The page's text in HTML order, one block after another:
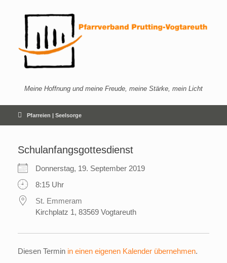
Meine Hoffnung und meine Freude, meine Stärke, mein Licht
Pfarreien | Seelsorge
Schulanfangsgottesdienst
Donnerstag, 19. September 2019
8:15 Uhr
St. Emmeram
Kirchplatz 1, 83569 Vogtareuth
Diesen Termin in einen eigenen Kalender übernehmen.